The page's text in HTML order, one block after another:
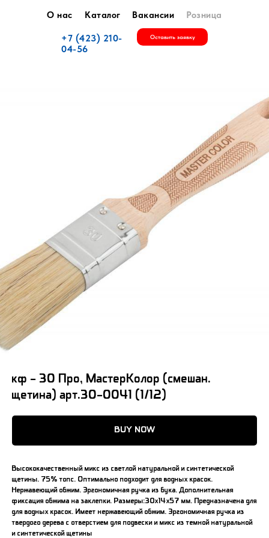
+7 (423) 210-
04-56
Оставить заявку
О нас Каталог Вакансии Розница
кф - 30 Про, МастерКолор (смешан.
щетина) арт.30-0041 (1/12)
BUY NOW
Высококачественный микс из светлой натуральной и синтетической
щетины. 75% топс. Оптимально подходит для водных красок.
Нержавеющий обжим. Эргономичная ручка из бука. Дополнительная
фиксация обжима на заклепки. Размеры:30х14х57 мм. Предназначена для
для водных красок. Имеет нержавеющий обжим. Эргономичная ручка из
твердого дерева с отверстием для подвески и микс из темной натуральной
и синтетической щетины